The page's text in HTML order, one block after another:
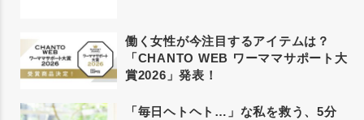
働く女性が今注目するアイテムは？
「CHANTO WEB ワーママサポート大
賞2026」発表！
「毎日ヘトヘト…」な私を救う、5分